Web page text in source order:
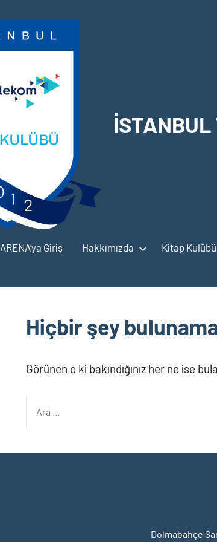
İSTANBUL
ARENA’ya Giriş Hakkımızda Kitap Kulübü
Hiçbir şey
Görünen o ki bakındığınız her ne ise
Dolmabahçe